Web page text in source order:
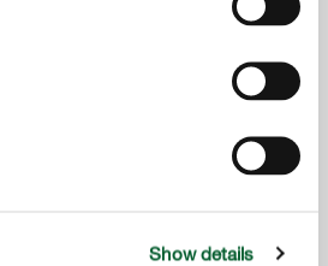
Show details